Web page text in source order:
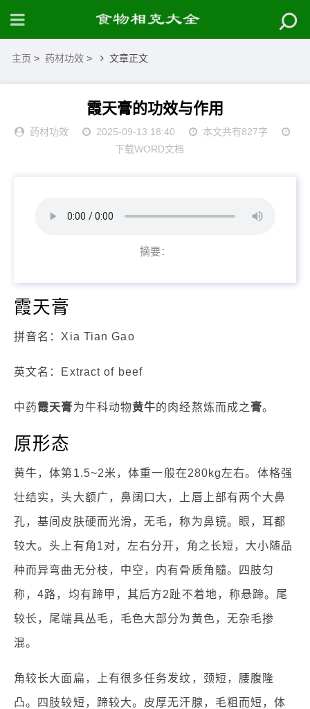
主页 > 药材功效 > 文章正文
霞天膏的功效与作用
药材功效 2025-09-13 18:40
本文共有827字
下载WORD文档
摘要：
霞天膏
拼音名：Xia Tian Gao
英文名：Extract of beef
中药霞天膏为牛科动物黄牛的肉经熬炼而成之 膏。
原形态
黄牛，体第1.5~2米，体重一般在280kg左右。体格强
壮结实，头大额广，鼻阔口大，上唇上部有两个大鼻
孔，基间皮肤硬而光滑，无毛，称为鼻镜。眼，耳都
较大。头上有角1对，左右分开，角之长短，大小随品
种而异弯曲无分枝，中空，内有骨质角髓。四肢匀
称，4路，均有蹄甲，其后方2趾不着地，称悬蹄。尾
较长，尾端具丛毛，毛色大部分为黄色，无杂毛掺
混。
角较长大面扁，上有很多任务发纹，颈短，腰腹隆
凸。四肢较短，蹄较大。皮厚无汗腺，毛粗而短，体